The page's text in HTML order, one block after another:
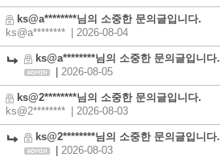
ks@a********님의 소중한 문의글입니다.
ks@a********
| 2026-08-04
ks@a********님의 소중한 문의글입니다.
2026-08-05
ks@2********님의 소중한 문의글입니다.
ks@2********
| 2026-08-03
ks@2********님의 소중한 문의글입니다.
2026-08-03